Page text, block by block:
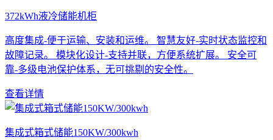
372kWh液冷储能机柜
高度集成-便于运输、安装和运维。 智慧友好-实时状态监控和
故障记录。 模块化设计-支持并联，方便系统扩展。 安全可
靠-多级电池保护体系，无可挑剔的安全性。
查看详情
集成式箱式储能150KW/300kwh